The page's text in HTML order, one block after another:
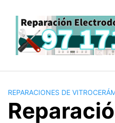
contenido
REPARACIONES DE